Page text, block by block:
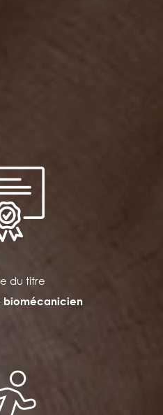
du titre
biomécanicien